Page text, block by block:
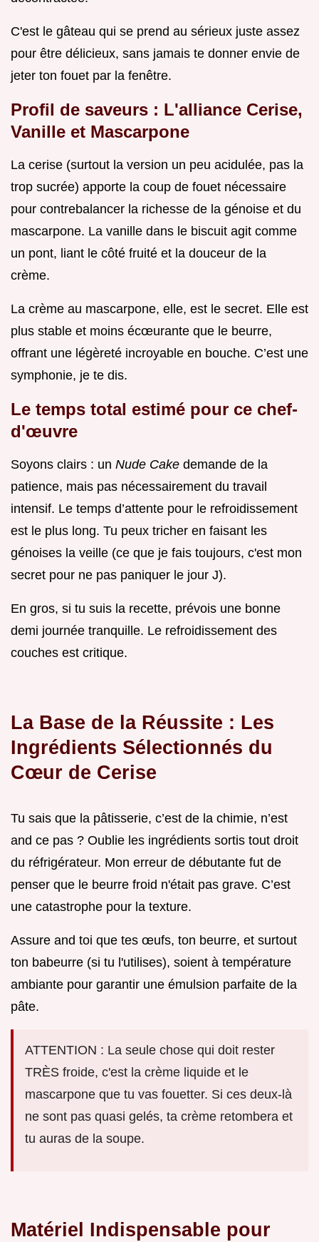
C'est le gâteau qui se prend au sérieux juste assez
pour être délicieux, sans jamais te donner envie de
jeter ton fouet par la fenêtre.
Profil de saveurs : L'alliance Cerise,
Vanille et Mascarpone
La cerise (surtout la version un peu acidulée, pas la
trop sucrée) apporte la coup de fouet nécessaire
pour contrebalancer la richesse de la génoise et du
mascarpone. La vanille dans le biscuit agit comme
un pont, liant le côté fruité et la douceur de la
crème.
La crème au mascarpone, elle, est le secret. Elle est
plus stable et moins écœurante que le beurre,
offrant une légèreté incroyable en bouche. C’est une
symphonie, je te dis.
Le temps total estimé pour ce chef-
d'œuvre
Soyons clairs : un Nude Cake demande de la
patience, mais pas nécessairement du travail
intensif. Le temps d’attente pour le refroidissement
est le plus long. Tu peux tricher en faisant les
génoises la veille (ce que je fais toujours, c'est mon
secret pour ne pas paniquer le jour J).
En gros, si tu suis la recette, prévois une bonne
demi journée tranquille. Le refroidissement des
couches est critique.
La Base de la Réussite : Les
Ingrédients Sélectionnés du
Cœur de Cerise
Tu sais que la pâtisserie, c’est de la chimie, n’est
and ce pas ? Oublie les ingrédients sortis tout droit
du réfrigérateur. Mon erreur de débutante fut de
penser que le beurre froid n'était pas grave. C’est
une catastrophe pour la texture.
Assure and toi que tes œufs, ton beurre, et surtout
ton babeurre (si tu l'utilises), soient à température
ambiante pour garantir une émulsion parfaite de la
pâte.
ATTENTION : La seule chose qui doit rester
TRÈS froide, c'est la crème liquide et le
mascarpone que tu vas fouetter. Si ces deux-là
ne sont pas quasi gelés, ta crème retombera et
tu auras de la soupe.
Matériel Indispensable pour